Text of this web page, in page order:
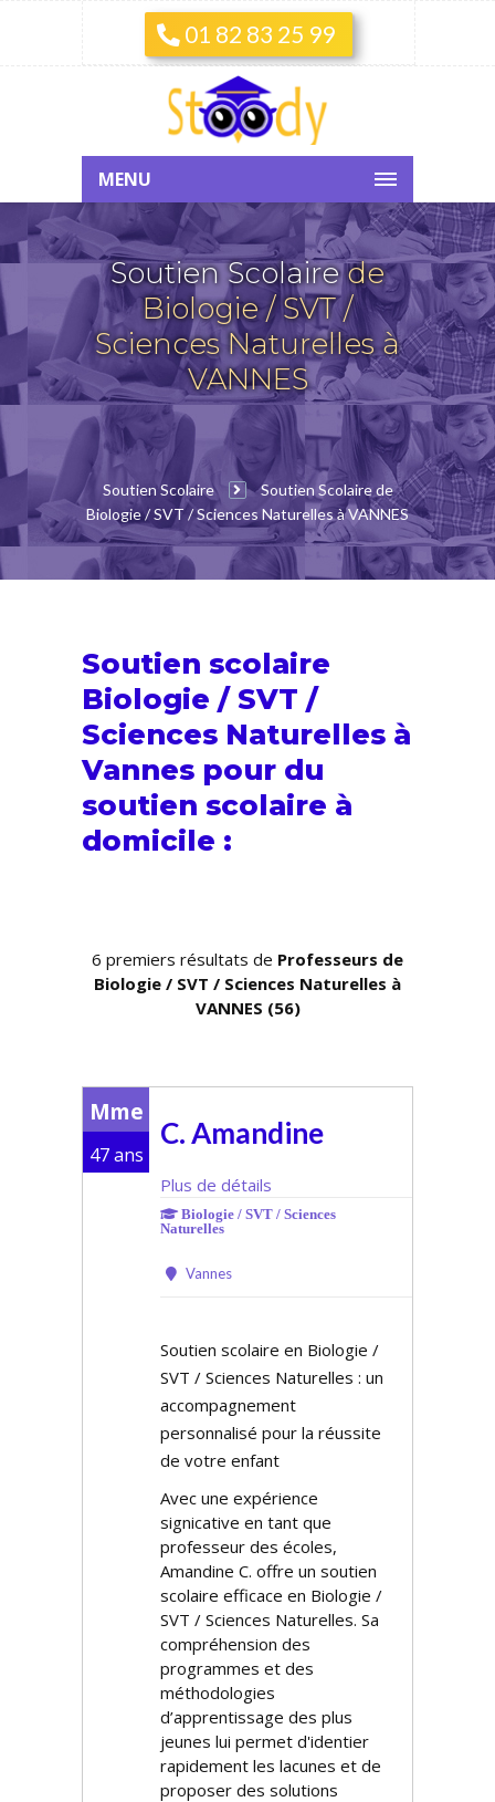
01 82 83 25 99
MENU
Soutien Scolairede
Biologie / SVT /
Sciences Naturelles à
VANNES
Soutien Scolaire
Soutien Scolaire de
Biologie / SVT / Sciences Naturelles à VANNES
Soutien scolaire
Biologie / SVT /
Sciences Naturelles à
Vannes pour du
soutien scolaire à
domicile :
6 premiers résultats de Professeurs de
Biologie / SVT / Sciences Naturelles à
VANNES (56)
Mme
47 ans
C. Amandine
Plus de détails
Biologie / SVT / Sciences
Naturelles
Vannes
Soutien scolaire en Biologie /
SVT / Sciences Naturelles : un
accompagnement
personnalisé pour la réussite
de votre enfant
Avec une expérience
significative en tant que
professeur des écoles,
Amandine C. offre un soutien
scolaire efficace en Biologie /
SVT / Sciences Naturelles. Sa
compréhension des
programmes et des
méthodologies
d’apprentissage des plus
jeunes lui permet d'identifier
rapidement les lacunes et de
proposer des solutions